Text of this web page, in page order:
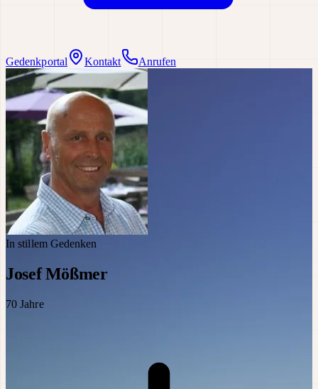
Gedenkportal Kontakt Anrufen
In stillem Gedenken
Josef Mößmer
70 Jahre